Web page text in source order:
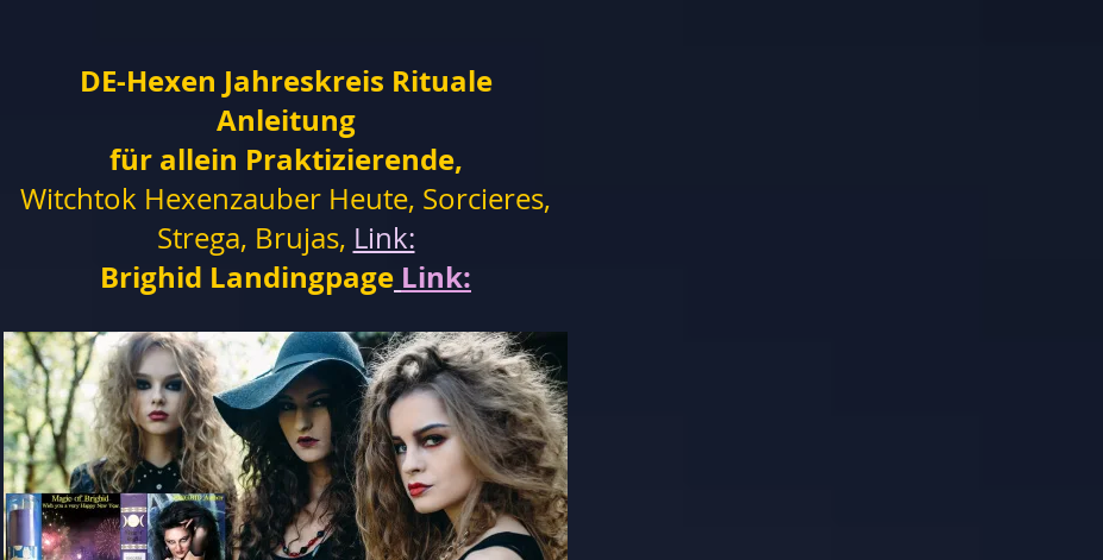
DE-Hexen Jahreskreis Rituale
Anleitung
für allein Praktizierende,
Witchtok Hexenzauber Heute, Sorcieres,
Strega, Brujas, Link:
Brighid Landingpage Link: